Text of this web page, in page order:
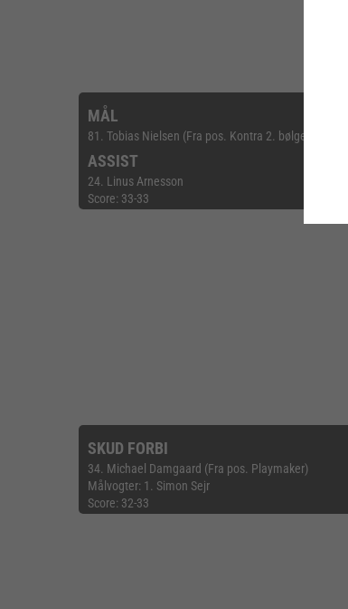
MÅL
81. Tobias Nielsen (Fra pos. Kontra 2. bølge)
ASSIST
24. Linus Arnesson
Score: 33-33
SKUD FORBI
34. Michael Damgaard (Fra pos. Playmaker)
Målvogter: 1. Simon Sejr
Score: 32-33